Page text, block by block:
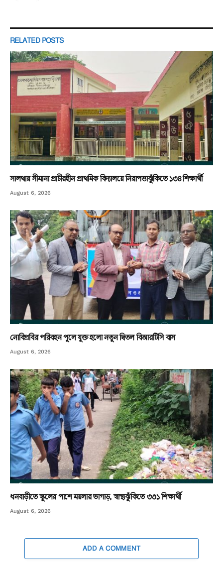
RELATED POSTS
সালথায় সীমানা প্রাচীরহীন প্রাথমিক বিদ্যালয়ে নিরাপত্তাঝুঁকিতে ১৩৪ শিক্ষার্থী
August 6, 2026
নোবিপ্রবির পরিবহন পুলে যুক্ত হলো নতুন দ্বিতল বিআরটিসি বাস
August 6, 2026
ধনবাড়ীতে স্কুলের পাশে ময়লার ভাগাড়, স্বাস্থ্যঝুঁকিতে ৩৩১ শিক্ষার্থী
August 6, 2026
ADD A COMMENT